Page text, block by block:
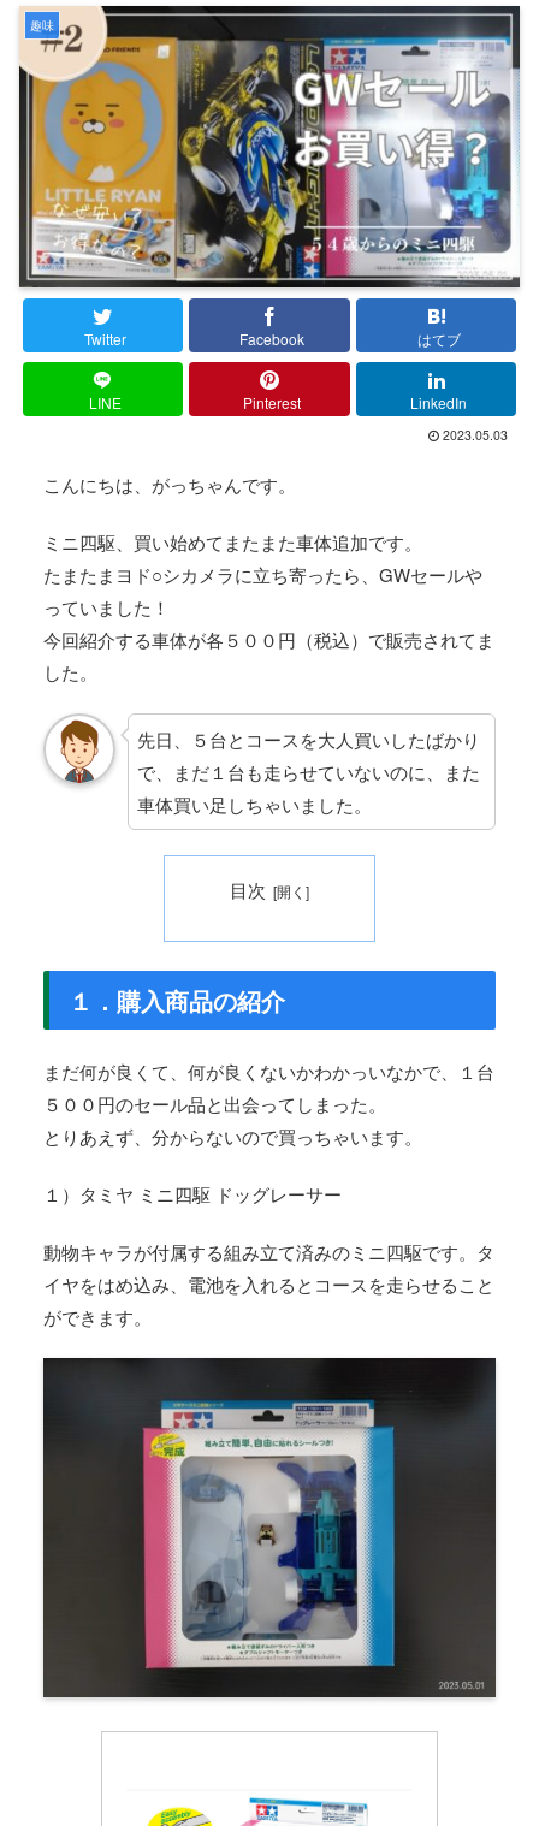
趣味
Twitter Facebook はてブ
LINE Pinterest LinkedIn
2023.05.03
こんにちは、がっちゃんです。
ミニ四駆、買い始めてまたまた車体追加です。
たまたまヨド○シカメラに立ち寄ったら、GWセールや
っていました！
今回紹介する車体が各５００円（税込）で販売されてま
した。
先日、５台とコースを大人買いしたばかり
で、まだ１台も走らせていないのに、また
車体買い足しちゃいました。
目次
１．購入商品の紹介
まだ何が良くて、何が良くないかわかっいなかで、１台
５００円のセール品と出会ってしまった。
とりあえず、分からないので買っちゃいます。
１）タミヤ ミニ四駆 ドッグレーサー
動物キャラが付属する組み立て済みのミニ四駆です。タ
イヤをはめ込み、電池を入れるとコースを走らせること
ができます。